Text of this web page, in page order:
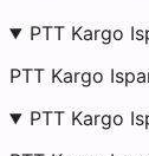
PTT Kargo
PTT Kargo
PTT Kargo